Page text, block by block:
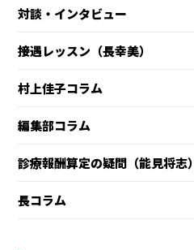
対談・インタビュー
接遇レッスン（長幸美）
村上佳子コラム
編集部コラム
診療報酬算定の疑問（能見将志）
長コラム